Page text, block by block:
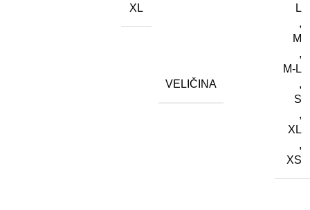
XL
VELIČINA
L
,
M
,
M-L
,
S
,
XL
,
XS